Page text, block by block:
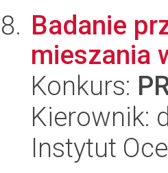
Badanie
mieszania
Konkurs:
Kierownik:
Instytut